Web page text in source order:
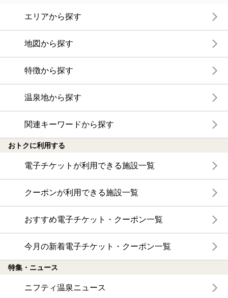
エリアから探す
地図から探す
特徴から探す
温泉地から探す
関連キーワードから探す
おトクに利用する
電子チケットが利用できる施設一覧
クーポンが利用できる施設一覧
おすすめ電子チケット・クーポン一覧
今月の新着電子チケット・クーポン一覧
特集・ニュース
ニフティ温泉ニュース